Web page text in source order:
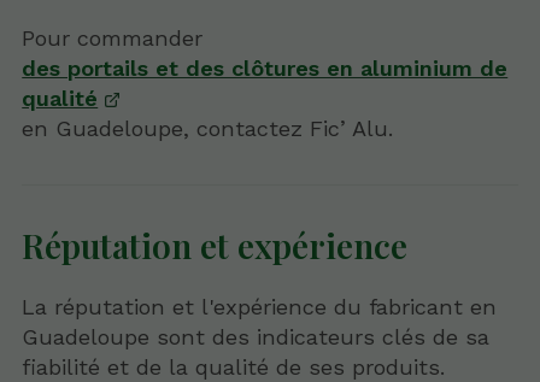
Pour commander
des portails et des clôtures en aluminium de
qualité
en Guadeloupe, contactez Fic’ Alu.
Réputation et expérience
La réputation et l'expérience du fabricant en
Guadeloupe sont des indicateurs clés de sa
fiabilité et de la qualité de ses produits.